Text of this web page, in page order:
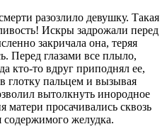
разозлило девушку. Такая
Искры задрожали перед
закричала она, теряя
Перед глазами все плыло,
кто-то вдруг приподнял ее,
глотку пальцем и вызывая
вытолкнуть инородное
просачивались сквозь
желудка.